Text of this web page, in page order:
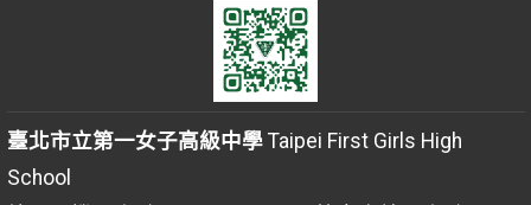
臺北市立第一女子高級中學Taipei First Girls High
School